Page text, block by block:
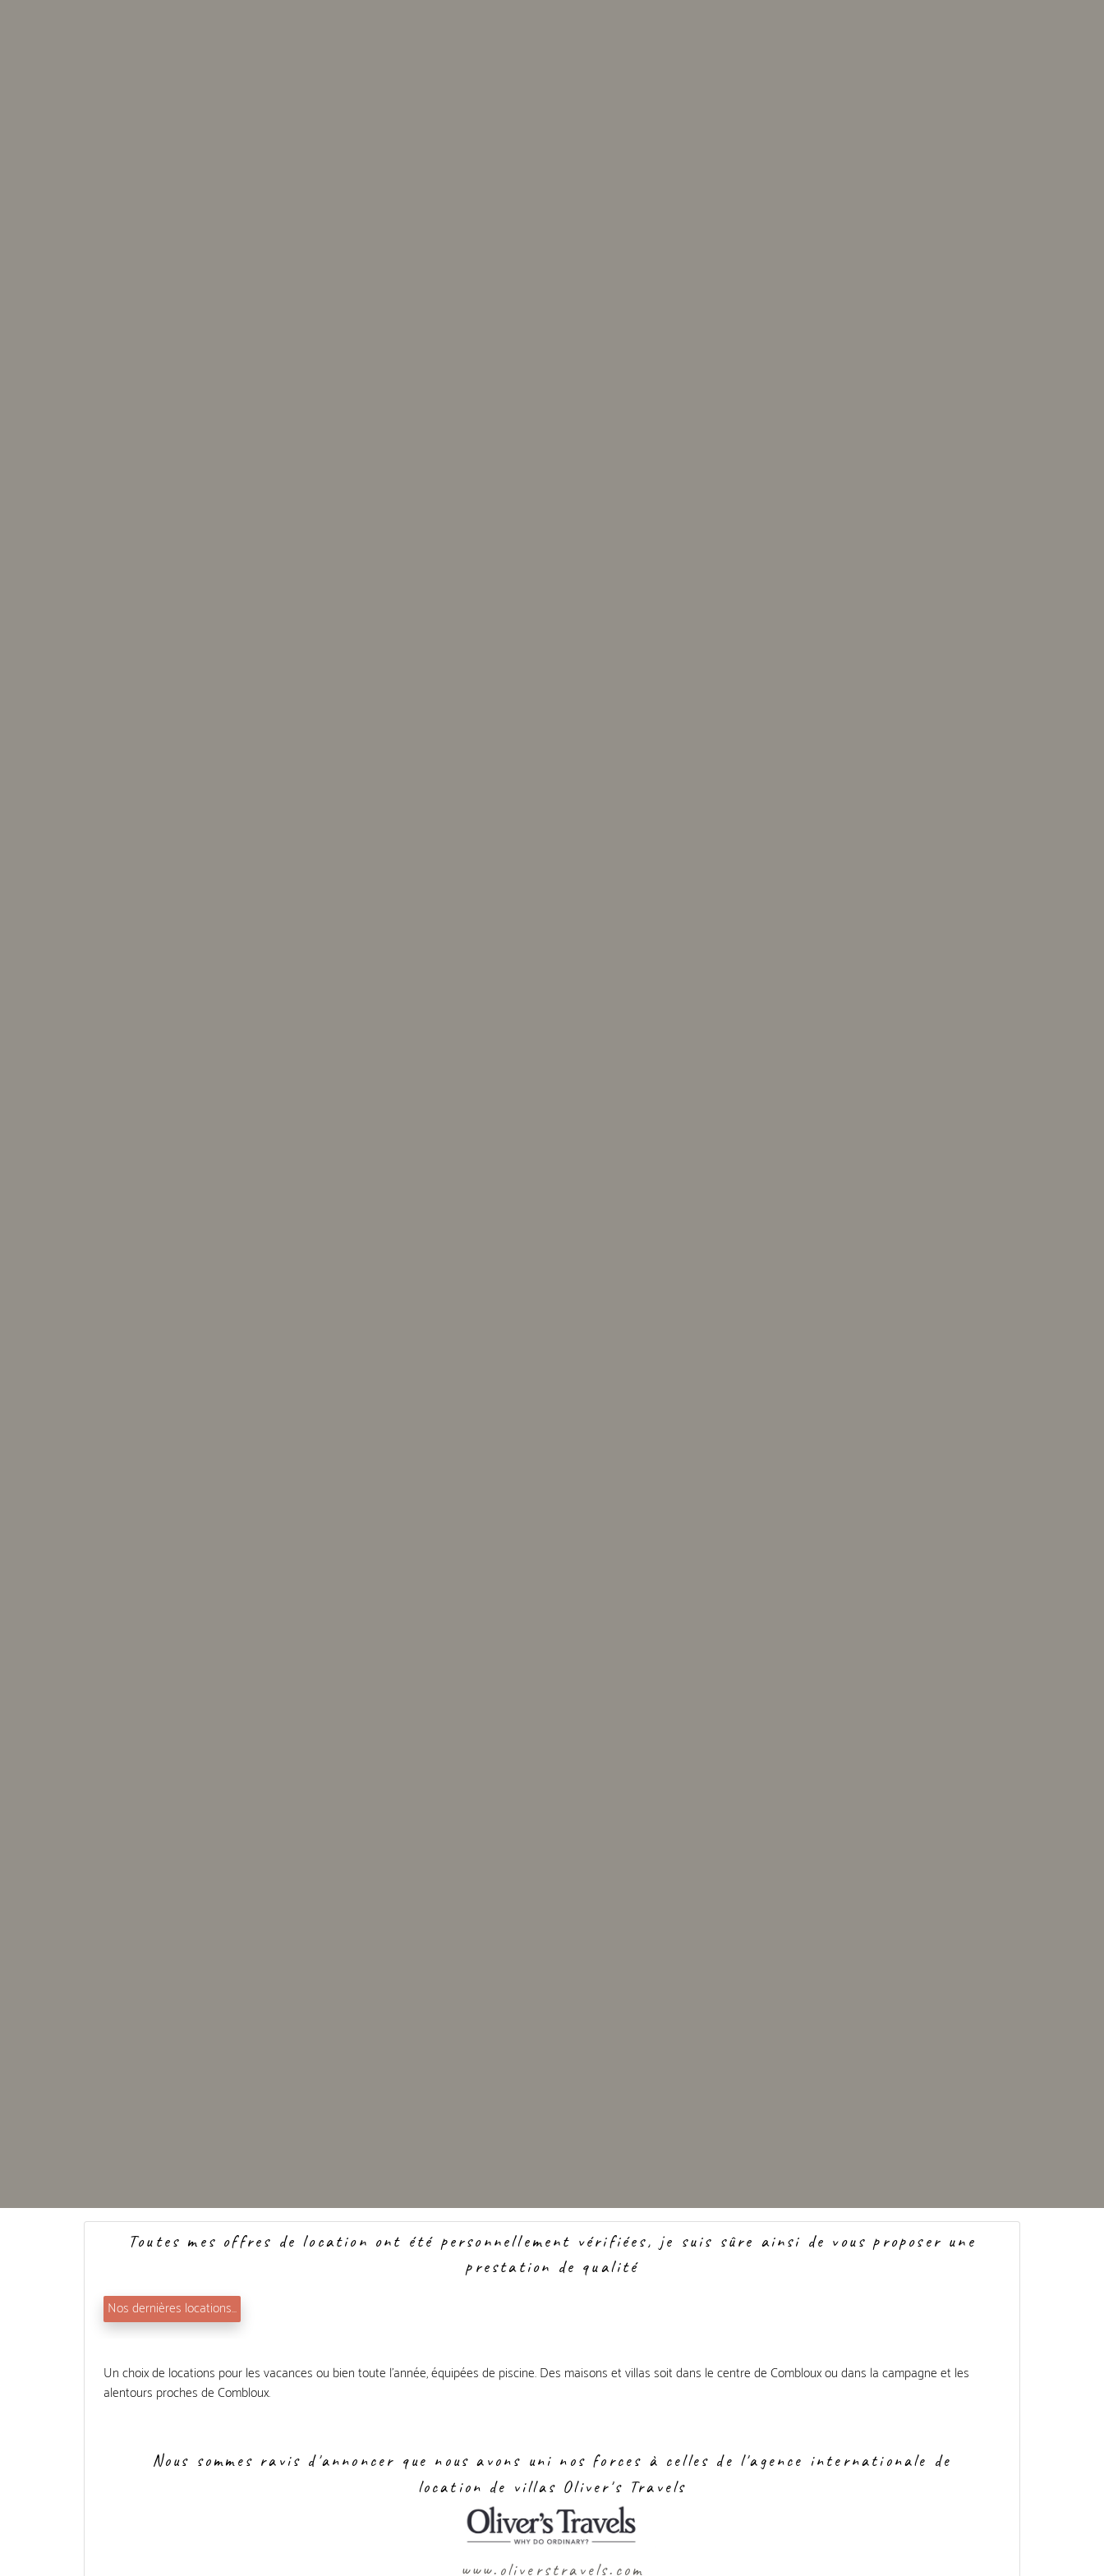
Toutes mes offres de location ont été personnellement vérifiées, je suis sûre ainsi de vous proposer une
prestation de qualité
Nos dernières locations...
Un choix de locations pour les vacances ou bien toute l'année, équipées de piscine. Des maisons et villas soit dans le centre de Combloux ou dans la campagne et les
alentours proches de Combloux.
Nous sommes ravis d'annoncer que nous avons uni nos forces à celles de l'agence internationale de
location de villas Oliver's Travels
www.oliverstravels.com